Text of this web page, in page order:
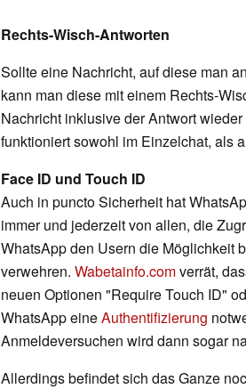
Rechts-Wisch-Antworten
Sollte eine Nachricht, auf diese man
kann man diese mit einem Rechts-
Nachricht inklusive der Antwort
funktioniert sowohl im Einzelchat, als
Face ID und Touch ID
Auch in puncto Sicherheit hat
immer und jederzeit von allen, die
WhatsApp den Usern die Möglichkeit
verwehren. Wabetainfo.comverrät,
neuen Optionen "Require Touch ID"
WhatsApp eineAuthentifizierung
Anmeldeversuchen wird dann sogar
Allerdings befindet sich das Ganze